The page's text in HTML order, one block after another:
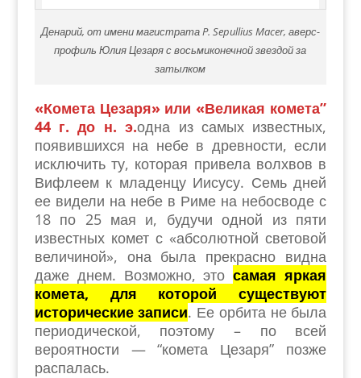
Денарий, от имени магистрата P. Sepullius Macer, аверс-
профиль Юлия Цезаря с восьмиконечной звездой за
затылком
«Комета Цезаря» или «Великая комета”
44 г. до н. э.одна из самых известных,
появившихся на небе в древности, если
исключить ту, которая привела волхвов в
Вифлеем к младенцу Иисусу. Семь дней
ее видели на небе в Риме на небосводе с
18 по 25 мая и, будучи одной из пяти
известных комет с «абсолютной световой
величиной», она была прекрасно видна
даже днем. Возможно, этосамая яркая
комета, для которой существуют
исторические записи. Ее орбита не была
периодической, поэтому – по всей
вероятности — “комета Цезаря” позже
распалась.